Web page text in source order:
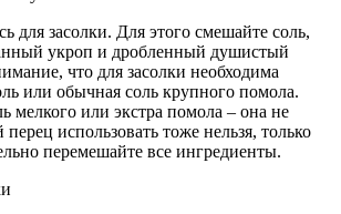
для засолки. Для этого смешайте соль,
укроп и дробленный душистый
что для засолки необходима
или обычная соль крупного помола.
мелкого или экстра помола – она не
использовать тоже нельзя, только
перемешайте все ингредиенты.